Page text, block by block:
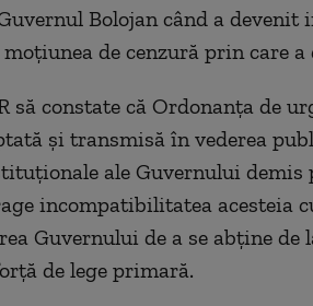
Bolojan când a devenit
de cenzură prin care
să constate că Ordonanţa de
şi transmisă în vederea
ale Guvernului demis
incompatibilitatea acesteia
Guvernului de a se abţine de
de lege primară.